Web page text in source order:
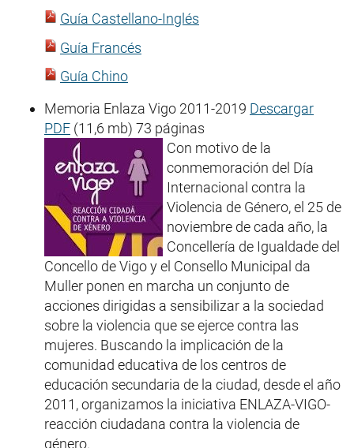
Guía Castellano-Inglés
Guía Francés
Guía Chino
Memoria Enlaza Vigo 2011-2019 Descargar
PDF (11,6 mb) 73 páginas
Con motivo de la
conmemoración del Día
Internacional contra la
Violencia de Género, el 25 de
noviembre de cada año, la
Concellería de Igualdade del
Concello de Vigo y el Consello Municipal da
Muller ponen en marcha un conjunto de
acciones dirigidas a sensibilizar a la sociedad
sobre la violencia que se ejerce contra las
mujeres. Buscando la implicación de la
comunidad educativa de los centros de
educación secundaria de la ciudad, desde el año
2011, organizamos la iniciativa ENLAZA-VIGO-
reacción ciudadana contra la violencia de
género.